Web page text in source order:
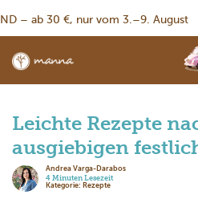
– ab 30 €, nur vom 3.–9. August
Leichte Rezepte
ausgiebigen
Andrea Varga-Darabos
4 Minuten Lesezeit
Kategorie: Rezepte